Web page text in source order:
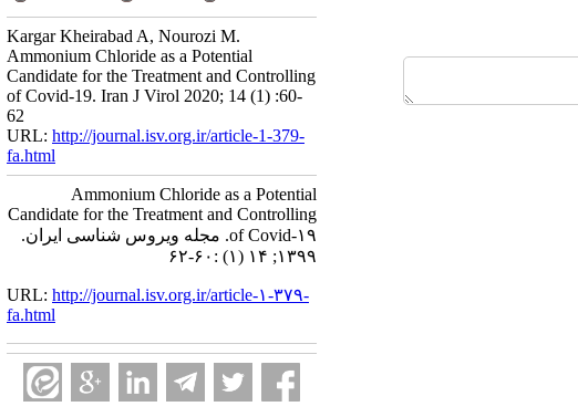
Kargar Kheirabad A, Nourozi M.
Ammonium Chloride as a Potential
Candidate for the Treatment and Controlling
of Covid-19. Iran J Virol 2020; 14 (1) :60-
62
URL: http://journal.isv.org.ir/article-1-379-
fa.html
Ammonium Chloride as a Potential
Candidate for the Treatment and Controlling
of Covid-۱۹. مجله ویروس شناسی ایران.
۱۳۹۹; ۱۴ (۱) :۶۰-۶۲
URL: http://journal.isv.org.ir/article-۱-۳۷۹-
fa.html